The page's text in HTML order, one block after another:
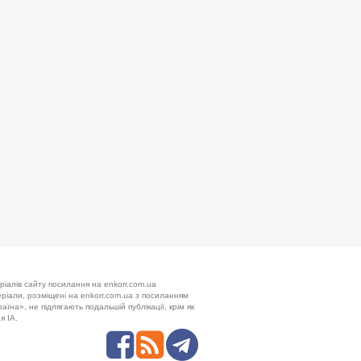
сайту посилання на enkorr.com.ua
розміщені на enkorr.com.ua з посиланням
не підлягають подальшій публікації, крім як
ІА.